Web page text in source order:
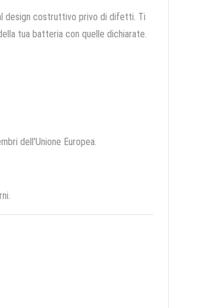
design costruttivo privo di difetti. Ti
tua batteria con quelle dichiarate.
dell'Unione Europea.